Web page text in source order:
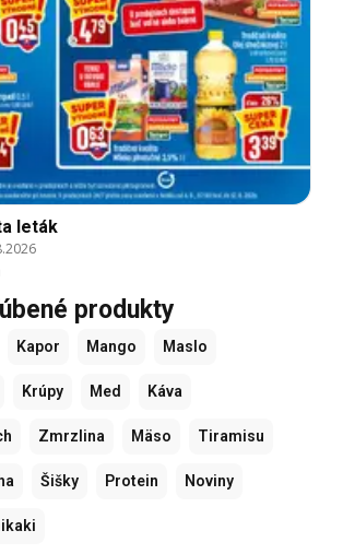
leták
produkty
Kapor Mango Maslo
Krúpy Med Káva
Zmrzlina Mäso Tiramisu
Šišky Protein Noviny